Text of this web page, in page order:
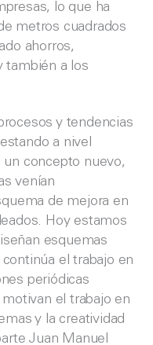
lo que ha
metros cuadrados
ahorros,
también a los
y tendencias
a nivel
concepto nuevo,
venían
de mejora en
Hoy estamos
esquemas
el trabajo en
periódicas
el trabajo en
y la creatividad
Juan Manuel